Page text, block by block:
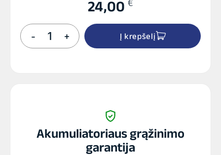
24,00 €
-
produkto
kiekis:
LP
+ Į krepšelį
Akumuliatoriaus grąžinimo
garantija